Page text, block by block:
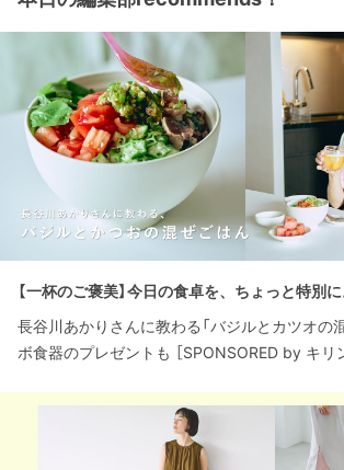
【一杯のご褒美】今日の食卓を、ちょっと特別に
長谷川あかりさんに教わる「バジルとカツオの
ボ食器のプレゼントも ［SPONSORED by キリ